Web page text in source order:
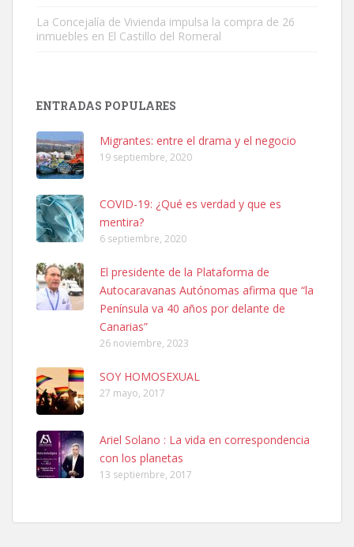
Leales.org » Gran Canaria
SHIBA PERDIDO AVDA JOSE MESA Y LOPEZ
PERRO MACHO RAZA SHIBA CON MICROCHIP PERDIDO HOY
06/07/2025 ZONA MESA Y LOPEZ. ES MUY ASUSTADIZO
Leales.org » Gran Canaria
6.7.2025
Ninfa perdida
El día 5 se los perdió una ninfa papillera, asustada tiene miedo a la
calle, se perdió por la zon...
La Concejalía de Vivienda impulsa la compra de 26
inmuebles en El Castillo del Romeral
ENTRADAS POPULARES
Migrantes: entre el drama y el negocio
19 septiembre, 2020
COVID-19: ¿Qué es verdad y que es
mentira?
6 septiembre, 2020
El presidente de la Plataforma de
Autocaravanas Autónomas afirma que “la
Península va 40 años por delante de
Canarias”
26 noviembre, 2023
SOY HOMOSEXUAL
27 mayo, 2017
Ariel Solano : La vida en correspondencia
con los planetas
13 septiembre, 2017